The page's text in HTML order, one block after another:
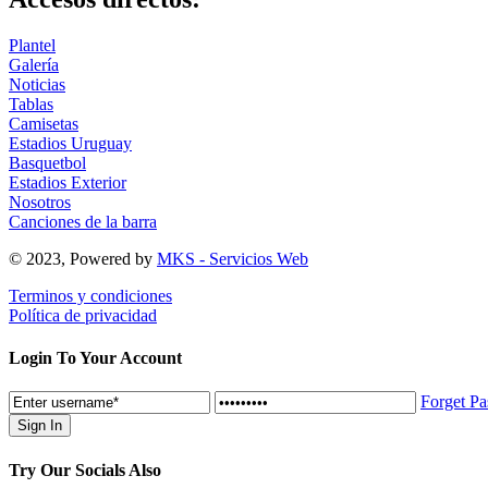
Plantel
Galería
Noticias
Tablas
Camisetas
Estadios Uruguay
Basquetbol
Estadios Exterior
Nosotros
Canciones de la barra
© 2023, Powered by MKS - Servicios Web
Terminos y condiciones
Política de privacidad
Login To Your Account
Forget
Try Our Socials Also